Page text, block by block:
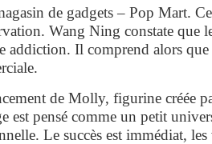
de gadgets – Pop Mart.
Wang Ning constate que
addiction. Il comprend alors que
de Molly, figurine créée
pensé comme un petit
Le succès est immédiat,